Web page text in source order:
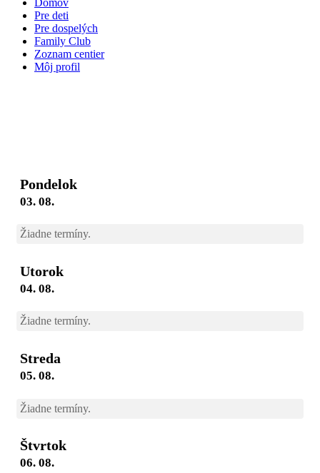
Domov
Pre deti
Pre dospelých
Family Club
Zoznam centier
Môj profil
Pondelok
03. 08.
Žiadne termíny.
Utorok
04. 08.
Žiadne termíny.
Streda
05. 08.
Žiadne termíny.
Štvrtok
06. 08.